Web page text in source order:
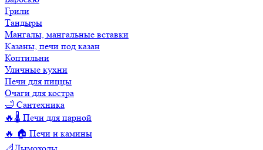
Грили
Тандыры
Мангалы, мангальные вставки
Казаны, печи под казан
Коптильни
Уличные кухни
Печи для пиццы
Очаги для костра
🛁 Сантехника
🔥🌡️ Печи для парной
🔥 🏠 Печи и камины